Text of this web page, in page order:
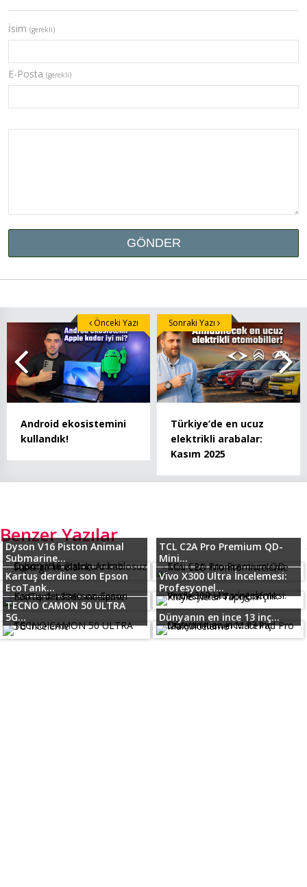
İsim (gerekli)
E-Posta (gerekli)
Android ekosistemini
kullandık!
Önceki Yazı
Türkiye’de en ucuz
elektrikli arabalar:
Kasım 2025
Sonraki Yazı
Benzer Yazılar
Dyson V16 Piston Animal
Submarine...
TCL C2A Pro Premium QD-
Mini...
Kartuş derdine son Epson
EcoTank...
Vivo X300 Ultra İncelemesi:
Profesyonel...
TECNO CAMON 50 ULTRA
5G...
Dünyanın en ince 13 inç...